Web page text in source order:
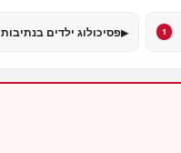
1
▸פסיכולוג ילדים בנתיבות